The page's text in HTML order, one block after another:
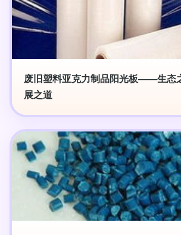
废旧塑料亚克力制品阳光板——生态
展之道